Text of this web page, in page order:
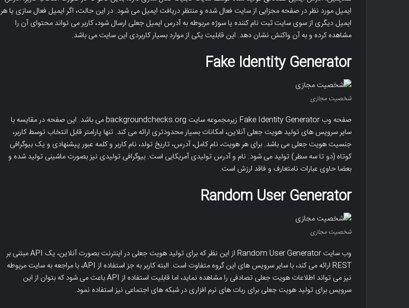
ایمیل مورد نظر در صفحه مجزایی از سایت فعال شده و منتظر دریافت ایمیل می شود. در این حالت، اگر ایمیل فعال سازی یا هر
ایمیل دیگری از سوی سایت ثبت نام کننده یا سوژه مربوطه به آدرس ایمیل جعلی ارسال شود، کاربر می تواند محتوای آن را
مشاهده کرده و به آن واکنش نشان دهد. این قابلیت یکی از موارد بسیار کاربردی این سایت می باشد.
Fake Identity Generator
شخصیت مجازی
صفحه وب Fake Identity Generator زیرمجموعه سایت backgroundchecks.org می باشد. این صفحه در مقایسه با
سایر سرویس های تولید هویت جعلی آنلاین، امکانات بسیار محدودتری ارائه می کند. تنها پارامتر قابل انتخاب توسط کاربر،
جنسیت هویت جعلی می باشد. برای هر هویت، نام کامل، آدرس، تاریخ تولد، نام کاربر و کلمه عبور پیشنهادی و یک بیوگرافی
کوتاه (دو تا سه سطر) تولید می شود. نام و آدرس تولیدی آمریکایی است. بیوگرافی تولیدی نیز بصورت ماشینی تولید شده و
بعضا حاوی عبارات نامتعارف و فاقد ارزش است.
Random User Generator
شخصیت مجازی
وب سایت Random User Generator از این نظر که برای تولید هویت جعلی در اینترنت بصورت آنلاین، یک API مبتنی بر
REST ارائه می کند، با سایر سرویس های این گروه متفاوت است. البته کاربر به جز استفاده از API، با مراجعه به سایت مربوطه
نیز می تواند اطلاعات هویت جعلی تصادفی را مشاهده نماید، اما قابلیت استفاده از API باعث می شود که بتوان از این
سرویس برای تولید هویت جعلی برای ربات های نرم افزاری در شبکه های اجتماعی نیز استفاده نمود.